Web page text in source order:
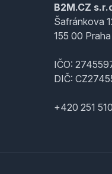
B2M.CZ
Šafránkova
155 00
IČO:
DIČ:
+420 251